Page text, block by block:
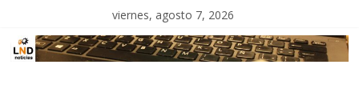
contenido
viernes, agosto 7, 2026